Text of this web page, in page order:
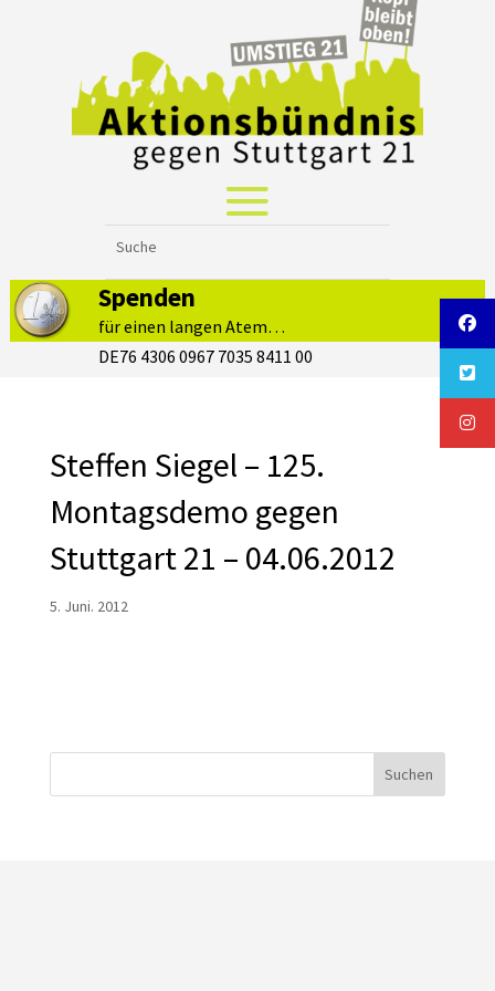
Spenden
für einen langen Atem…
DE76 4306 0967 7035 8411 00
Steffen Siegel – 125.
Montagsdemo gegen
Stuttgart 21 – 04.06.2012
5. Juni. 2012
Suchen